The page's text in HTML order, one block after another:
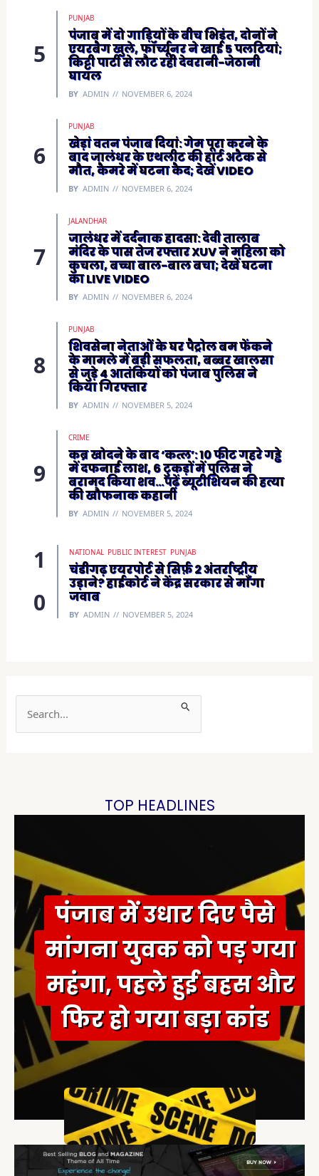
PUNJAB
पंजाब में दो गाड़ियों के बीच भिड़ंत, दोनों ने
एयरबैग खुले, फॉर्च्यूनर ने खाई 5 पलटियां;
किट्टी पार्टी से लौट रही देवरानी-जेठानी
घायल
BY ADMIN NOVEMBER 6, 2024
PUNJAB
खेड़ां वतन पंजाब दियां: गेम पूरा करने के
बाद जालंधर के एथलीट की हार्ट अटैक से
मौत, कैमरे में घटना कैद; देखें VIDEO
BY ADMIN NOVEMBER 6, 2024
JALANDHAR
जालंधर में दर्दनाक हादसा: देवी तालाब
मंदिर के पास तेज रफ्तार XUV ने महिला को
कुचला, बच्चा बाल-बाल बचा; देखें घटना
का LIVE VIDEO
BY ADMIN NOVEMBER 6, 2024
PUNJAB
शिवसेना नेताओं के घर पैट्रोल बम फेंकने
के मामले में बड़ी सफलता, बब्बर खालसा
से जुड़े 4 आतंकियों को पंजाब पुलिस ने
किया गिरफ्तार
BY ADMIN NOVEMBER 5, 2024
CRIME
कब्र खोदने के बाद ‘कत्ल’: 10 फीट गहरे गड्ढे
में दफनाई लाश, 6 टुकड़ों में पुलिस ने
बरामद किया शव…पढ़ें ब्यूटीशियन की हत्या
की खौफनाक कहानी
BY ADMIN NOVEMBER 5, 2024
NATIONAL PUBLIC INTEREST PUNJAB
चंडीगढ़ एयरपोर्ट से सिर्फ़ 2 अंतर्राष्ट्रीय
उड़ाने? हाईकोर्ट ने केंद्र सरकार से माँगा
जवाब
BY ADMIN NOVEMBER 5, 2024
r
:
TOP HEADLINES
पंजाब में उधार दिए पैसे
मांगना युवक को पड़ गया
महंगा, पहले हुई बहस और
फिर हो गया बड़ा कांड